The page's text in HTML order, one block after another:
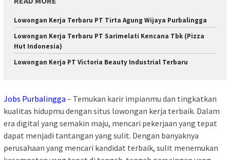
Lowongan Kerja Terbaru PT Tirta Agung Wijaya Purbalingga
Lowongan Kerja Terbaru PT Sarimelati Kencana Tbk (Pizza
Hut Indonesia)
Lowongan Kerja PT Victoria Beauty Industrial Terbaru
Jobs Purbalingga – Temukan karir impianmu dan tingkatkan
kualitas hidupmu dengan situs lowongan kerja terbaik. Dalam
era digital yang semakin maju, mencari pekerjaan yang tepat
dapat menjadi tantangan yang sulit. Dengan banyaknya
perusahaan yang mencari kandidat terbaik, sulit menemukan